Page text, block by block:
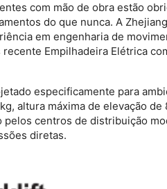
com mão de obra estão
do que nunca. A
em engenharia de
recente Empilhadeira Elétrica
especificamente para
altura máxima de elevação de
pelos centros de distribuição
diretas.